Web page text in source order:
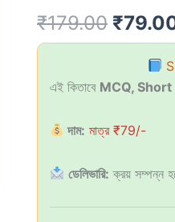
₹179.00
price
was:
₹
এই কিতাবে MCQ,
দাম: মাত্র ₹79/-
ডেলিভারি: ক্রয় সম্পন্ন